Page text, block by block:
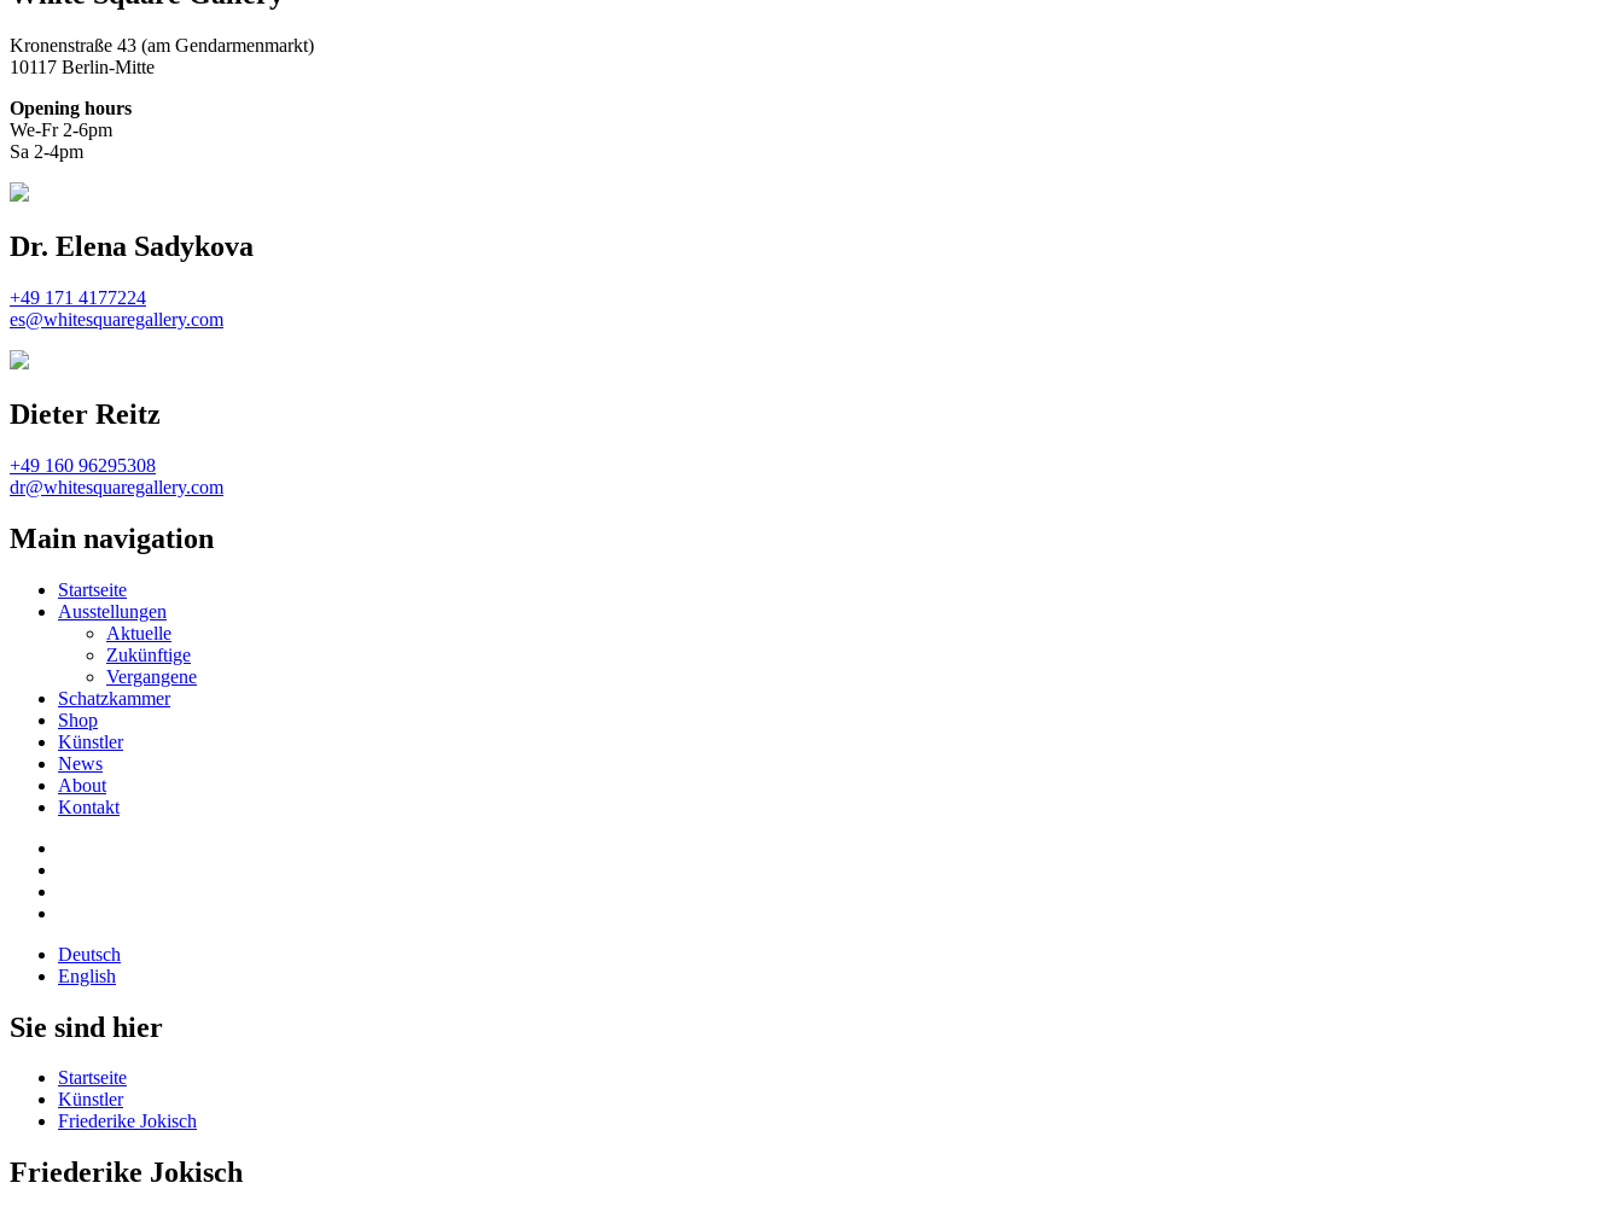
Kronenstraße 43 (am Gendarmenmarkt)
10117 Berlin-Mitte
Opening hours
We-Fr 2-6pm
Sa 2-4pm
Dr. Elena Sadykova
+49 171 4177224
es@whitesquaregallery.com
Dieter Reitz
+49 160 96295308
dr@whitesquaregallery.com
Main navigation
Startseite
Ausstellungen
Aktuelle
Zukünftige
Vergangene
Schatzkammer
Shop
Künstler
News
About
Kontakt
Deutsch
English
Sie sind hier
Startseite
Künstler
Friederike Jokisch
Friederike Jokisch